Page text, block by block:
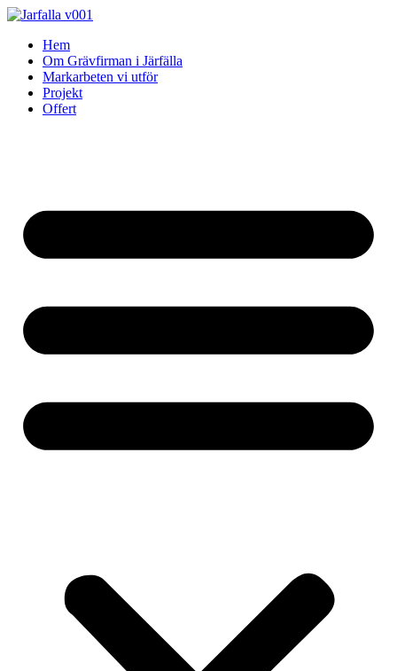
Skip
contentHem
Om Grävfirman i Järfälla
Markarbeten vi utför
Projekt
Offert